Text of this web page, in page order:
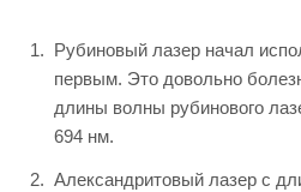
Рубиновый лазер начал
первым. Это довольно
длины волны рубинового
694 нм.
Александритовый лазер с